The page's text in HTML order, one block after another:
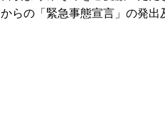
からの「緊急事態宣言」の発